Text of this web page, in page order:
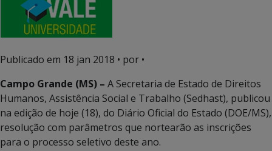
Publicado em 18 jan 2018 • por •
Campo Grande (MS) – A Secretaria de Estado de Direitos
Humanos, Assistência Social e Trabalho (Sedhast), publicou
na edição de hoje (18), do Diário Oficial do Estado (DOE/MS),
resolução com parâmetros que nortearão as inscrições
para o processo seletivo deste ano.